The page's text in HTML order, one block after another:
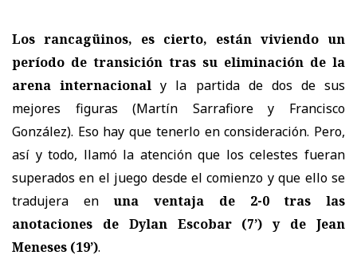
Los rancagüinos, es cierto, están viviendo un
período de transición tras su eliminación de la
arena internacional y la partida de dos de sus
mejores figuras (Martín Sarrafiore y Francisco
González). Eso hay que tenerlo en consideración. Pero,
así y todo, llamó la atención que los celestes fueran
superados en el juego desde el comienzo y que ello se
tradujera enuna ventaja de 2-0 tras las
anotaciones de Dylan Escobar (7’) y de Jean
Meneses (19’).